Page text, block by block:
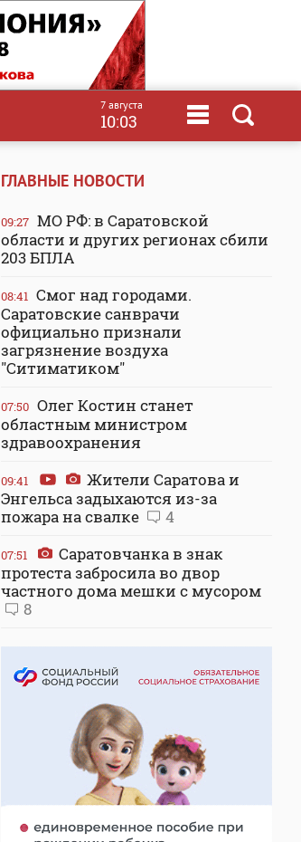
7 августа
10:03
ГЛАВНЫЕ НОВОСТИ
09:27 МО РФ: в Саратовской
области и других регионах сбили
203 БПЛА
08:41 Смог над городами.
Саратовские санврачи
официально признали
загрязнение воздуха
"Ситиматиком"
07:50 Олег Костин станет
областным министром
здравоохранения
09:41
Жители Саратова и
Энгельса задыхаются из-за
пожара на свалке
4
07:51
Саратовчанка в знак
протеста забросила во двор
частного дома мешки с мусором
8